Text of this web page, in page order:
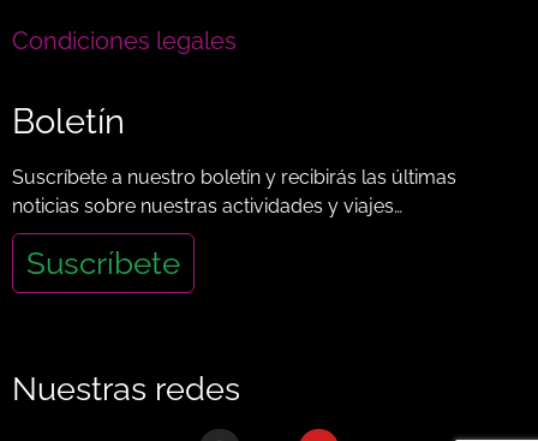
Condiciones legales
Boletín
Suscríbete a nuestro boletín y recibirás las últimas
noticias sobre nuestras actividades y viajes…
Suscríbete
Nuestras redes